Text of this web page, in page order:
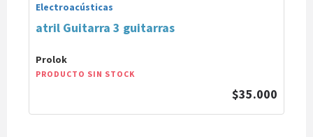
Electroacústicas
atril Guitarra 3 guitarras
Prolok
PRODUCTO SIN STOCK
$35.000